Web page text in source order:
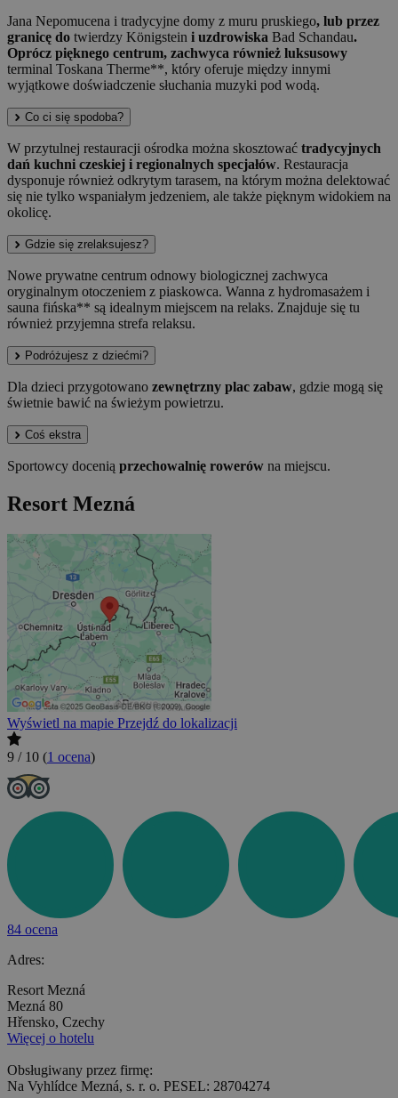
Jana Nepomucena i tradycyjne domy z muru pruskiego, lub przez
granicę do twierdzy Königstein i uzdrowiska Bad Schandau.
Oprócz pięknego centrum, zachwyca również luksusowy
terminal Toskana Therme**, który oferuje między innymi
wyjątkowe doświadczenie słuchania muzyki pod wodą.
Co ci się spodoba?
W przytulnej restauracji ośrodka można skosztować tradycyjnych
dań kuchni czeskiej i regionalnych specjałów. Restauracja
dysponuje również odkrytym tarasem, na którym można delektować
się nie tylko wspaniałym jedzeniem, ale także pięknym widokiem na
okolicę.
Gdzie się zrelaksujesz?
Nowe prywatne centrum odnowy biologicznej zachwyca
oryginalnym otoczeniem z piaskowca. Wanna z hydromasażem i
sauna fińska** są idealnym miejscem na relaks. Znajduje się tu
również przyjemna strefa relaksu.
Podróżujesz z dziećmi?
Dla dzieci przygotowano zewnętrzny plac zabaw, gdzie mogą się
świetnie bawić na świeżym powietrzu.
Coś ekstra
Sportowcy docenią przechowalnię rowerów na miejscu.
Resort Mezná
Wyświetl na mapie Przejdź do lokalizacji
9 / 10 (1 ocena)
84 ocena
Adres:
Resort Mezná
Mezná 80
Hřensko, Czechy
Więcej o hotelu
Obsługiwany przez firmę:
Na Vyhlídce Mezná, s. r. o. PESEL: 28704274